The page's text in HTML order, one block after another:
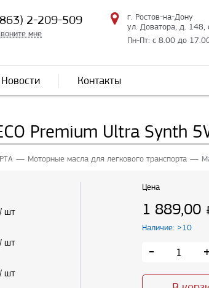
2-209-509
мне
г. Ростов-на-Дону
ул. Доватора, д. 148,
Пн-Пт: с 8.00 до
Новости Контакты
Premium Ultra Synth
Моторные масла для легкового транспорта
шт
шт
шт
Цена
1 889,00
Наличие: >10
-